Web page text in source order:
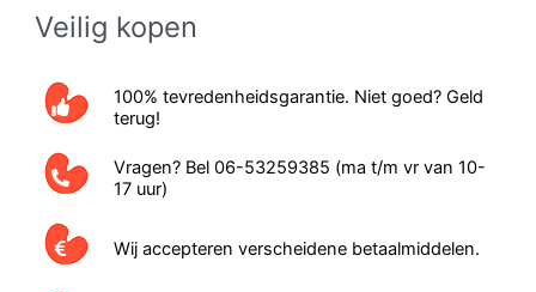
Veilig kopen
100% tevredenheidsgarantie. Niet goed? Geld
terug!
Vragen? Bel 06-53259385 (ma t/m vr van 10-
17 uur)
Wij accepteren verscheidene betaalmiddelen.